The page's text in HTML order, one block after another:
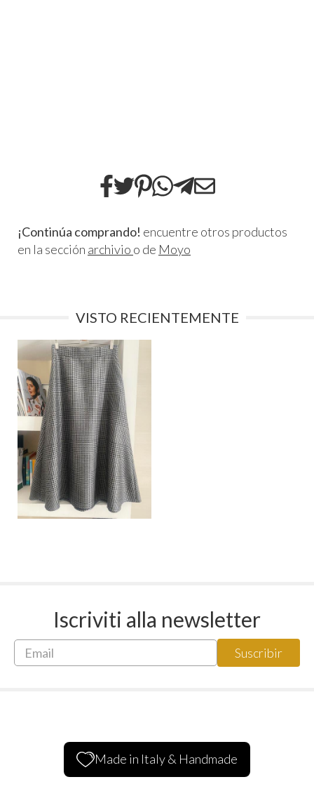
¡Continúa comprando! encuentre otros productos
en la sección archivio o de Moyo
VISTO RECIENTEMENTE
Iscriviti alla newsletter
Made in Italy & Handmade